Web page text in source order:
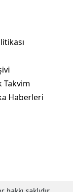
Takvim
Haberleri